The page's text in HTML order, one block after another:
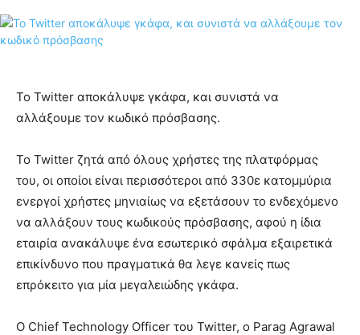
Το Twitter αποκάλυψε γκάφα, και συνιστά να
αλλάξουμε τον κωδικό πρόσβασης.
Το Twitter ζητά από όλους χρήστες της πλατφόρμας
του, οι οποίοι είναι περισσότεροι από 330ε κατομμύρια
ενεργοί χρήστες μηνιαίως να εξετάσουν το ενδεχόμενο
να αλλάξουν τους κωδικούς πρόσβασης, αφού η ίδια
εταιρία ανακάλυψε ένα εσωτερικό σφάλμα εξαιρετικά
επικίνδυνο που πραγματικά θα λεγε κανείς πως
επρόκειτο για μία μεγαλειώδης γκάφα.
Ο Chief Technology Officer του Twitter, ο Parag Agrawal